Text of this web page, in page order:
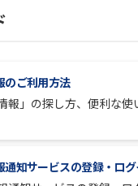
のご利用方法
報」の探し方、便利な
通知サービスの登録・ロ